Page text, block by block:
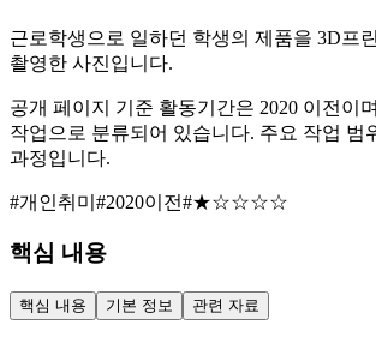
근로학생으로 일하던 학생의 제품을 3D프
촬영한 사진입니다.
공개 페이지 기준 활동기간은 2020 이전이
작업으로 분류되어 있습니다. 주요 작업 범
과정입니다.
#개인취미 #2020이전#★☆☆☆☆
핵심 내용
핵심 내용 기본 정보 관련 자료